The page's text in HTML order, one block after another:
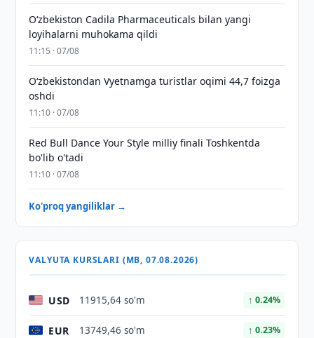
Oʻzbekiston Cadila Pharmaceuticals bilan yangi
loyihalarni muhokama qildi
11:15 · 07/08
O‘zbekistondan Vyetnamga turistlar oqimi 44,7 foizga
oshdi
11:10 · 07/08
Red Bull Dance Your Style milliy finali Toshkentda
bo'lib o'tadi
11:10 · 07/08
Ko'proq yangiliklar →
VALYUTA KURSLARI (MB, 07.08.2026)
USD 11915,64 so'm ↑ 0.24%
EUR 13749,46 so'm ↑ 0.23%